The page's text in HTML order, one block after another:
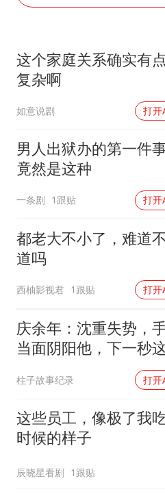
日本连
方桃子
白海豚
这个家庭关系确实有
复杂啊
如意说剧 打开
男人出狱办的第一件
竟然是这种
一条剧 1跟贴 打开
都老大不小了，难道
道吗
西柚影视君 1跟贴 打开
庆余年：沈重失势，
当面阴阳他，下一秒
柱子故事纪录 打开
这些员工，像极了我
时候的样子
辰晓星看剧 1跟贴